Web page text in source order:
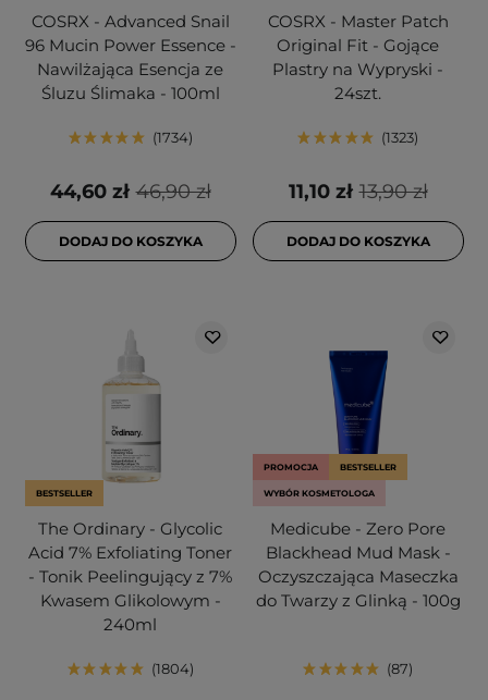
COSRX - Advanced Snail
96 Mucin Power Essence -
Nawilżająca Esencja ze
Śluzu Ślimaka - 100ml
1734
46,90 zł
44,60 zł
DODAJ DO KOSZYKA
COSRX - Master Patch
Original Fit - Gojące
Plastry na Wypryski -
24szt.
1323
13,90 zł
11,10 zł
DODAJ DO KOSZYKA
BESTSELLER
The Ordinary - Glycolic
Acid 7% Exfoliating Toner
- Tonik Peelingujący z 7%
Kwasem Glikolowym -
240ml
1804
PROMOCJA BESTSELLER
WYBÓR KOSMETOLOGA
Medicube - Zero Pore
Blackhead Mud Mask -
Oczyszczająca Maseczka
do Twarzy z Glinką - 100g
87